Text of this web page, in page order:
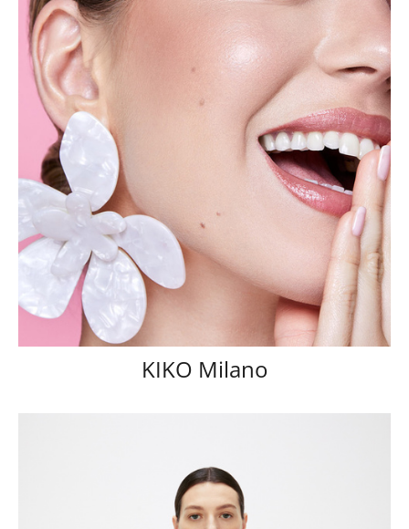
KIKO Milano